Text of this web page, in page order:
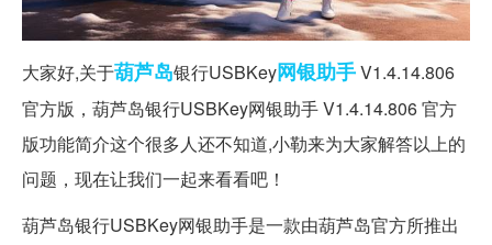
大家好,关于葫芦岛银行USBKey网银助手V1.4.14.806
官方版，葫芦岛银行USBKey网银助手 V1.4.14.806 官方
版功能简介这个很多人还不知道,小勒来为大家解答以上的
问题，现在让我们一起来看看吧！
葫芦岛银行USBKey网银助手是一款由葫芦岛官方所推出